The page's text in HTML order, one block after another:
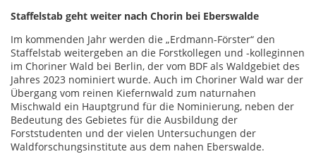
Staffelstab geht weiter nach Chorin bei Eberswalde
Im kommenden Jahr werden die „Erdmann-Förster“ den
Staffelstab weitergeben an die Forstkollegen und -kolleginnen
im Choriner Wald bei Berlin, der vom BDF als Waldgebiet des
Jahres 2023 nominiert wurde. Auch im Choriner Wald war der
Übergang vom reinen Kiefernwald zum naturnahen
Mischwald ein Hauptgrund für die Nominierung, neben der
Bedeutung des Gebietes für die Ausbildung der
Forststudenten und der vielen Untersuchungen der
Waldforschungsinstitute aus dem nahen Eberswalde.